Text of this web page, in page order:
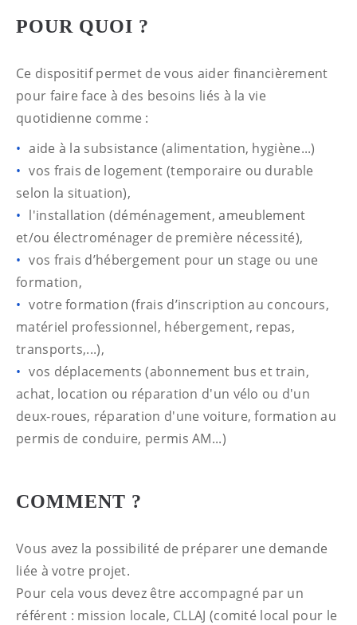
POUR QUOI ?
Ce dispositif permet de vous aider financièrement
pour faire face à des besoins liés à la vie
quotidienne comme :
aide à la subsistance (alimentation, hygiène...)
vos frais de logement (temporaire ou durable
selon la situation),
l'installation (déménagement, ameublement
et/ou électroménager de première nécessité),
vos frais d’hébergement pour un stage ou une
formation,
votre formation (frais d’inscription au concours,
matériel professionnel, hébergement, repas,
transports,...),
vos déplacements (abonnement bus et train,
achat, location ou réparation d'un vélo ou d'un
deux-roues, réparation d'une voiture, formation au
permis de conduire, permis AM...)
COMMENT ?
Vous avez la possibilité de préparer une demande
liée à votre projet.
Pour cela vous devez être accompagné par un
référent : mission locale, CLLAJ (comité local pour le